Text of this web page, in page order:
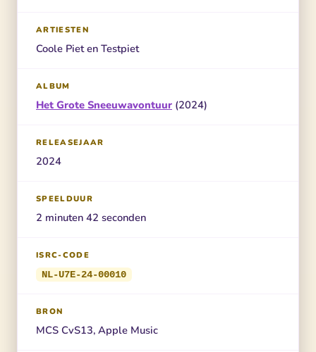
ARTIESTEN
Coole Piet en Testpiet
ALBUM
Het Grote Sneeuwavontuur (2024)
RELEASEJAAR
2024
SPEELDUUR
2 minuten 42 seconden
ISRC-CODE
NL-U7E-24-00010
BRON
MCS CvS13, Apple Music